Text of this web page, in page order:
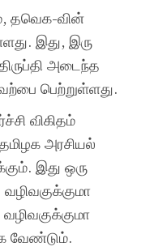
தவெக-வின்
இது, இரு
அடைந்த
பெற்றுள்ளது.
விகிதம்
அரசியல்
இது ஒரு
வேண்டும்.